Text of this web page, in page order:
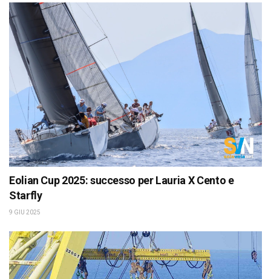
Eolian Cup 2025: successo per Lauria X Cento e
Starfly
9 GIU 2025